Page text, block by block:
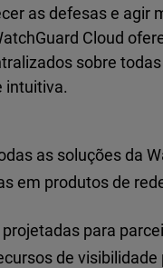
as defesas e agir
Cloud
sobre
intuitiva.
as soluções da
em produtos de
para
de visibilidade